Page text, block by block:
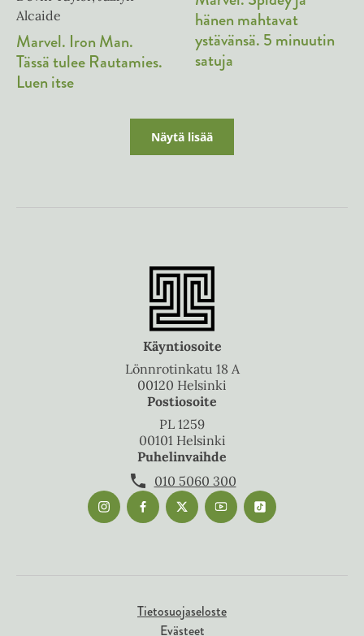
Alcaide
Marvel. Iron Man.
Tässä tulee Rautamies.
Luen itse
hänen mahtavat
ystävänsä. 5 minuutin
satuja
Näytä lisää
Käyntiosoite
Lönnrotinkatu 18 A
00120 Helsinki
Postiosoite
PL 1259
00101 Helsinki
Puhelinvaihde
010 5060 300
Tietosuojaseloste
Evästeet